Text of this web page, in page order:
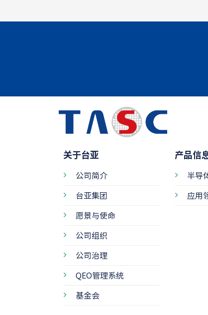
关于台亚
公司简介
台亚集团
愿景与使命
公司组织
公司治理
QEO管理系统
基金会
产品信
半导
应用